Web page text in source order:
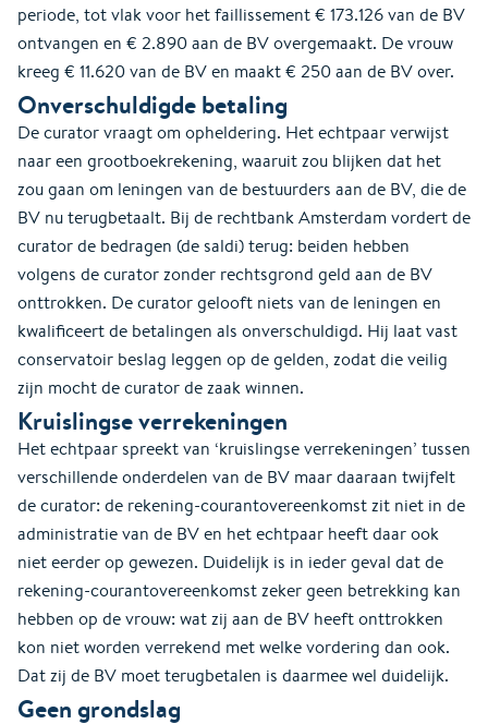
periode, tot vlak voor het faillissement € 173.126 van de BV
ontvangen en € 2.890 aan de BV overgemaakt. De vrouw
kreeg € 11.620 van de BV en maakt € 250 aan de BV over.
Onverschuldigde betaling
De curator vraagt om opheldering. Het echtpaar verwijst
naar een grootboekrekening, waaruit zou blijken dat het
zou gaan om leningen van de bestuurders aan de BV, die de
BV nu terugbetaalt. Bij de rechtbank Amsterdam vordert de
curator de bedragen (de saldi) terug: beiden hebben
volgens de curator zonder rechtsgrond geld aan de BV
onttrokken. De curator gelooft niets van de leningen en
kwalificeert de betalingen als onverschuldigd. Hij laat vast
conservatoir beslag leggen op de gelden, zodat die veilig
zijn mocht de curator de zaak winnen.
Kruislingse verrekeningen
Het echtpaar spreekt van ‘kruislingse verrekeningen’ tussen
verschillende onderdelen van de BV maar daaraan twijfelt
de curator: de rekening-courantovereenkomst zit niet in de
administratie van de BV en het echtpaar heeft daar ook
niet eerder op gewezen. Duidelijk is in ieder geval dat de
rekening-courantovereenkomst zeker geen betrekking kan
hebben op de vrouw: wat zij aan de BV heeft onttrokken
kon niet worden verrekend met welke vordering dan ook.
Dat zij de BV moet terugbetalen is daarmee wel duidelijk.
Geen grondslag